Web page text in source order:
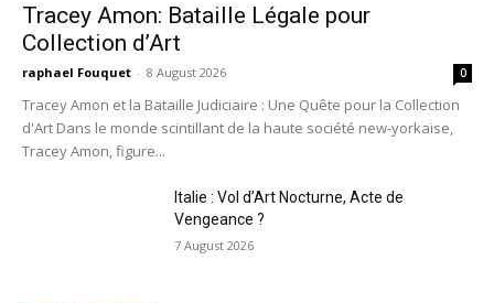
Tracey Amon: Bataille Légale pour
Collection d’Art
raphael Fouquet - 8 August 2026 0
Tracey Amon et la Bataille Judiciaire : Une Quête pour la Collection
d'Art Dans le monde scintillant de la haute société new-yorkaise,
Tracey Amon, figure...
Italie : Vol d’Art Nocturne, Acte de
Vengeance ?
7 August 2026